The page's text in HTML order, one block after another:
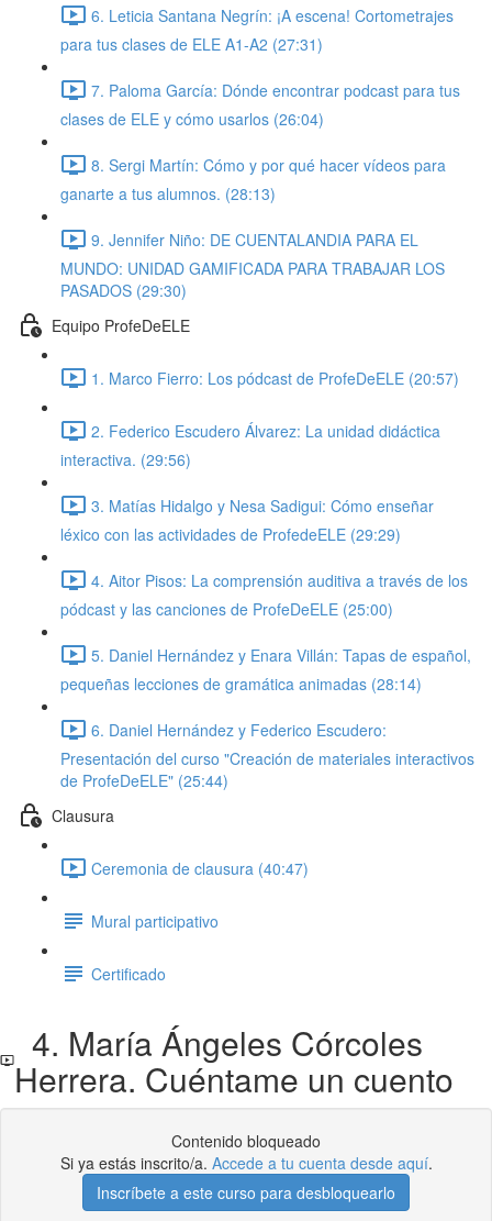
6. Leticia Santana Negrín: ¡A escena! Cortometrajes
para tus clases de ELE A1-A2 (27:31)
7. Paloma García: Dónde encontrar podcast para tus
clases de ELE y cómo usarlos (26:04)
8. Sergi Martín: Cómo y por qué hacer vídeos para
ganarte a tus alumnos. (28:13)
9. Jennifer Niño: DE CUENTALANDIA PARA EL
MUNDO: UNIDAD GAMIFICADA PARA TRABAJAR LOS
PASADOS (29:30)
Equipo ProfeDeELE
1. Marco Fierro: Los pódcast de ProfeDeELE (20:57)
2. Federico Escudero Álvarez: La unidad didáctica
interactiva. (29:56)
3. Matías Hidalgo y Nesa Sadigui: Cómo enseñar
léxico con las actividades de ProfedeELE (29:29)
4. Aitor Pisos: La comprensión auditiva a través de los
pódcast y las canciones de ProfeDeELE (25:00)
5. Daniel Hernández y Enara Villán: Tapas de español,
pequeñas lecciones de gramática animadas (28:14)
6. Daniel Hernández y Federico Escudero:
Presentación del curso "Creación de materiales interactivos
de ProfeDeELE" (25:44)
Clausura
Ceremonia de clausura (40:47)
Mural participativo
Certificado
4. María Ángeles Córcoles
Herrera. Cuéntame un cuento
Contenido bloqueado
Si ya estás inscrito/a. Accede a tu cuenta desde aquí.
Inscríbete a este curso para desbloquearlo